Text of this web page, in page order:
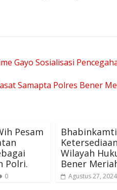
Gayo Sosialisasi
Samapta Polres Bener
Pesam
Polri.
0
Wilayah
Bener
Agustus 27, 2024